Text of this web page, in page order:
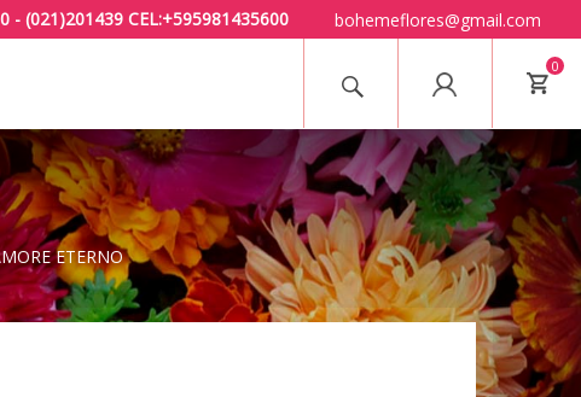
- (021)201439 CEL:+595981435600 bohemeflores@gmail.com
0
ETERNO